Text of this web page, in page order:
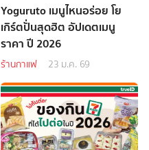
Yoguruto เมนูไหนอร่อย โย
เกิร์ตปั่นสุดฮิต อัปเดตเมนู
ราคา ปี 2026
ร้านกาแฟ 23 ม.ค. 69